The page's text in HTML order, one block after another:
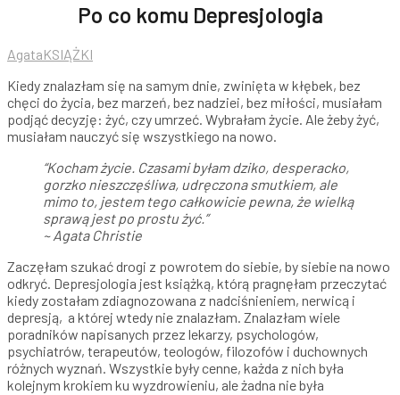
Po co komu Depresjologia
AgataKSIĄŻKI
Kiedy znalazłam się na samym dnie, zwinięta w kłębek, bez
chęci do życia, bez marzeń, bez nadziei, bez miłości, musiałam
podjąć decyzję: żyć, czy umrzeć. Wybrałam życie. Ale żeby żyć,
musiałam nauczyć się wszystkiego na nowo.
“Kocham życie. Czasami byłam dziko, desperacko,
gorzko nieszczęśliwa, udręczona smutkiem, ale
mimo to, jestem tego całkowicie pewna, że wielką
sprawą jest po prostu żyć.”
~ Agata Christie
Zaczęłam szukać drogi z powrotem do siebie, by siebie na nowo
odkryć. Depresjologia jest książką, którą pragnęłam przeczytać
kiedy zostałam zdiagnozowana z nadciśnieniem, nerwicą i
depresją, a której wtedy nie znalazłam. Znalazłam wiele
poradników napisanych przez lekarzy, psychologów,
psychiatrów, terapeutów, teologów, filozofów i duchownych
różnych wyznań. Wszystkie były cenne, każda z nich była
kolejnym krokiem ku wyzdrowieniu, ale żadna nie była